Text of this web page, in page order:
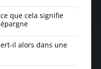
que cela signifie
il alors dans une